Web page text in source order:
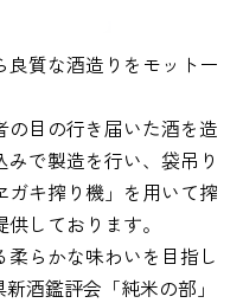
質な酒造りをモットー
目の行き届いた酒を造
で製造を行い、袋吊り
キ搾り機」を用いて搾
しております。
らかな味わいを目指し
酒鑑評会「純米の部」